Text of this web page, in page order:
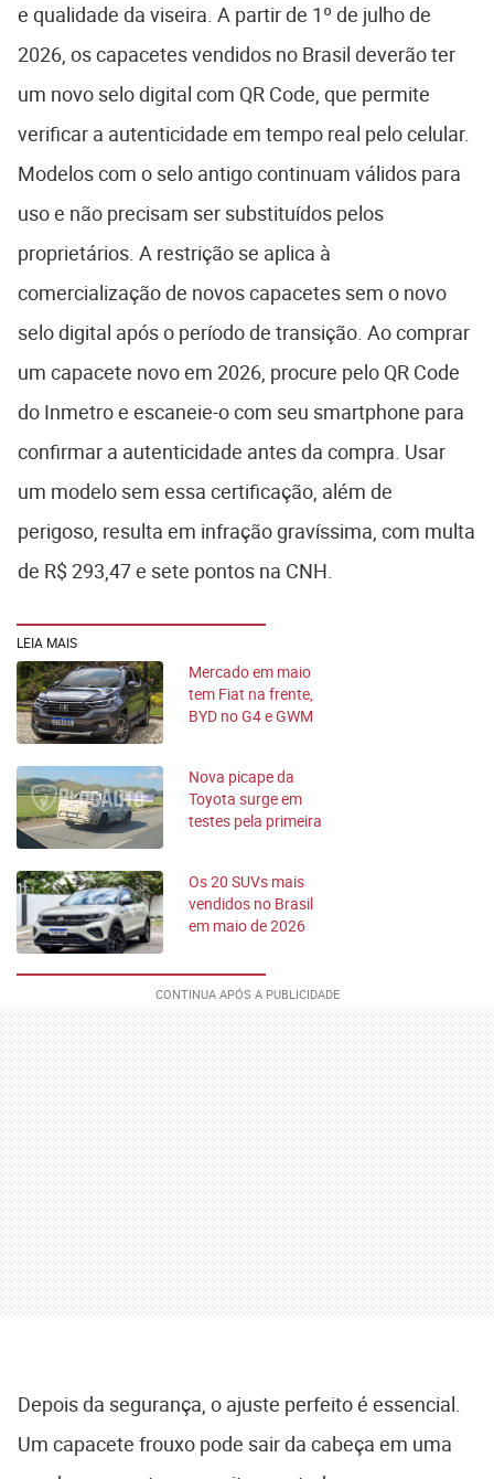
e qualidade da viseira. A partir de 1º de julho de
2026, os capacetes vendidos no Brasil deverão ter
um novo selo digital com QR Code, que permite
verificar a autenticidade em tempo real pelo celular.
Modelos com o selo antigo continuam válidos para
uso e não precisam ser substituídos pelos
proprietários. A restrição se aplica à
comercialização de novos capacetes sem o novo
selo digital após o período de transição. Ao comprar
um capacete novo em 2026, procure pelo QR Code
do Inmetro e escaneie-o com seu smartphone para
confirmar a autenticidade antes da compra. Usar
um modelo sem essa certificação, além de
perigoso, resulta em infração gravíssima, com multa
de R$ 293,47 e sete pontos na CNH.
LEIA MAIS
Mercado em maio
tem Fiat na frente,
BYD no G4 e GWM
Nova picape da
Toyota surge em
testes pela primeira
Os 20 SUVs mais
vendidos no Brasil
em maio de 2026
Depois da segurança, o ajuste perfeito é essencial.
Um capacete frouxo pode sair da cabeça em uma